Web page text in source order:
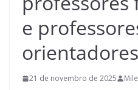
e
21 de novembro de 2025